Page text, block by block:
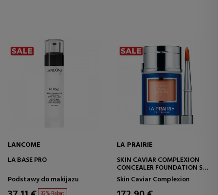
LANCOME
LA BASE PRO
Podstawy do makijazu
LA PRAIRIE
SKIN CAVIAR COMPLEXION
CONCEALER FOUNDATION SPF
15
Skin Caviar Complexion